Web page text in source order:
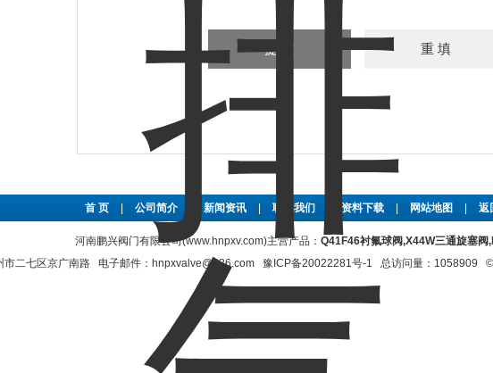
首 页 公司简介 新闻资讯 联系我们 资料下载 网站地图 返
河南鹏兴阀门有限公司(www.hnpxv.com)主营产品： Q41F46衬氟球阀,X44W三通旋塞阀
市二七区京广南路 电子邮件：hnpxvalve@126.com 豫ICP备20022281号-1 总访问量：1058909